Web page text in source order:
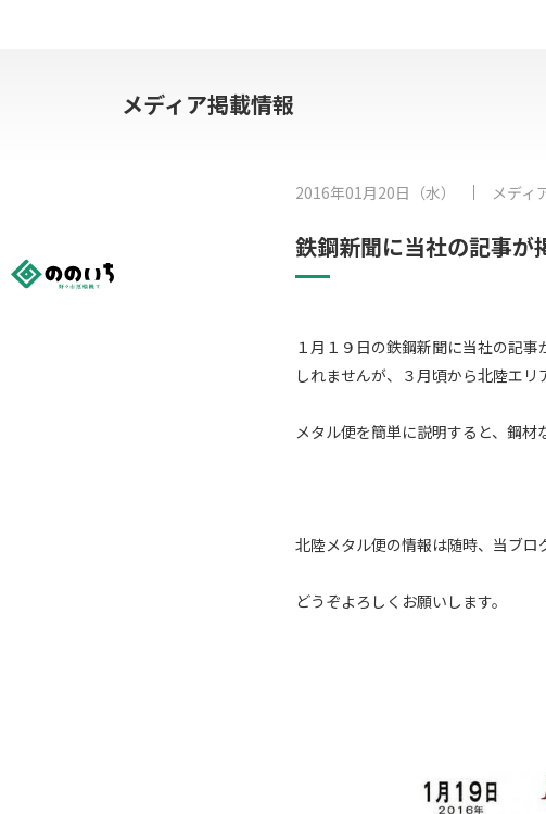
メディア掲載情報
2016年01月20日（水） メディ
鉄鋼新聞に当社の記事が
１月１９日の鉄鋼新聞に当社の記
しれませんが、３月頃から北陸エリ
メタル便を簡単に説明すると、鋼材
北陸メタル便の情報は随時、当ブロ
どうぞよろしくお願いします。